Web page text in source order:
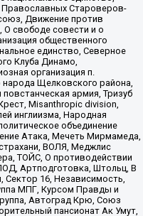
Православных Староверов-
Движение против
О свободе совести и о
общественного
единство, Северное
Клуба Динамо,
организация п.
Щелковского района,
армия, Тризуб
Misanthropic division,
инглиизма, Народная
объединение
Атака, Мечеть Мирмамеда,
ВОЛЯ, Меджлис
ТОЙС, О противодействии
Артподготовка, Штольц, В
16, Независимость,
МПГ, Курсом Правды и
Автоград Крю, Союз
пансионат Ак Умут,